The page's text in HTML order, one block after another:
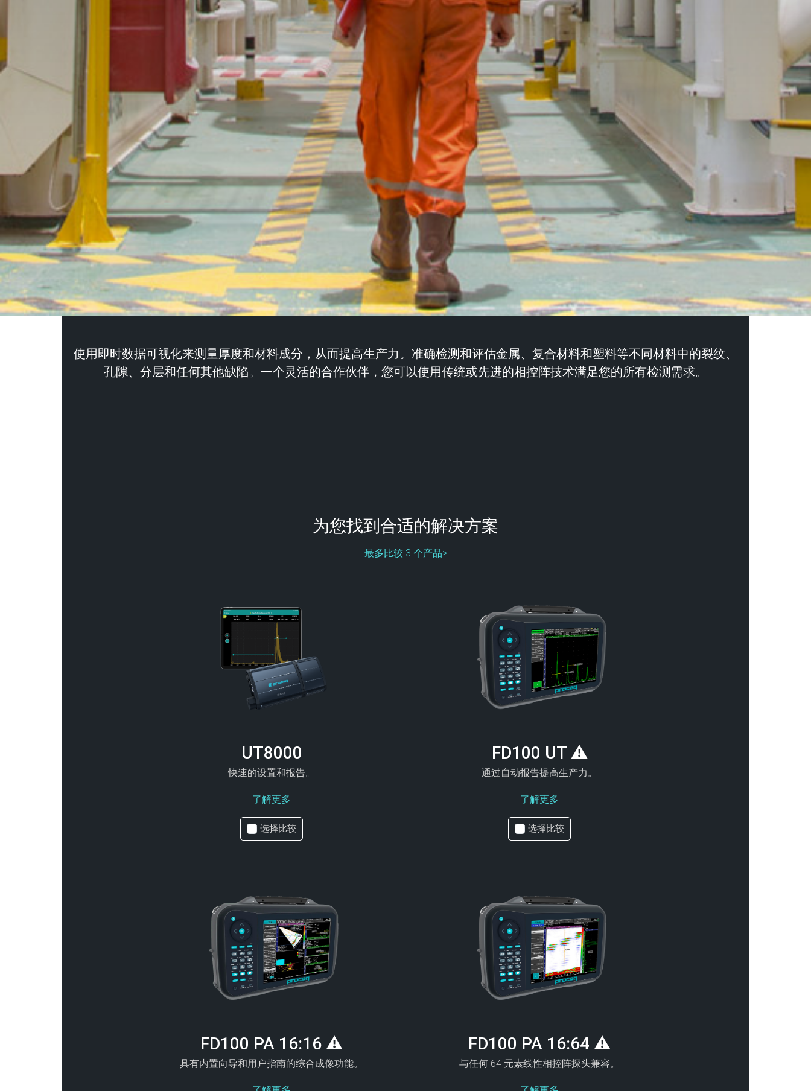
使用即时数据可视化来测量厚度和材料成分，从而提高生产力。准确检测和评估金属、复合材料和塑料等不同材料中的裂纹、
孔隙、分层和任何其他缺陷。一个灵活的合作伙伴，您可以使用传统或先进的相控阵技术满足您的所有检测需求。
为您找到合适的解决方案
最多比较 3 个产品>
UT8000
快速的设置和报告。
了解更多
选择比较
FD100 UT ⚠
通过自动报告提高生产力。
了解更多
选择比较
FD100 PA 16:16 ⚠
具有内置向导和用户指南的综合成像功能。
FD100 PA 16:64 ⚠
与任何 64 元素线性相控阵探头兼容。